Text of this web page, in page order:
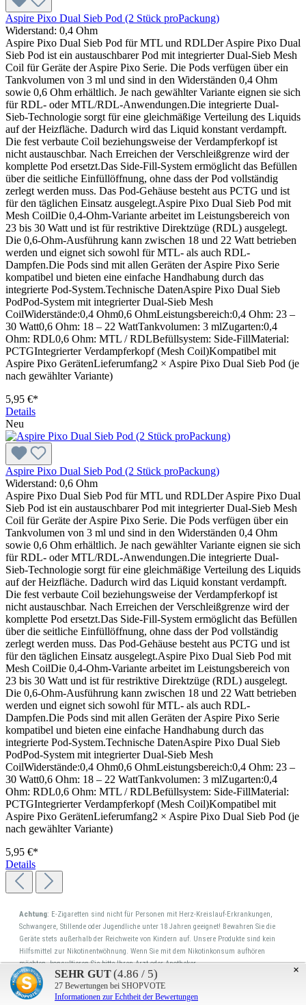
Aspire Pixo Dual Sieb Pod (2 Stück proPackung)
Widerstand: 0,4 Ohm
Aspire Pixo Dual Sieb Pod für MTL und RDLDer Aspire Pixo Dual
Sieb Pod ist ein austauschbarer Pod mit integrierter Dual-Sieb Mesh
Coil für Geräte der Aspire Pixo Serie. Die Pods verfügen über ein
Tankvolumen von 3 ml und sind in den Widerständen 0,4 Ohm
sowie 0,6 Ohm erhältlich. Je nach gewählter Variante eignen sie sich
für RDL- oder MTL/RDL-Anwendungen.Die integrierte Dual-
Sieb-Technologie sorgt für eine gleichmäßige Verteilung des Liquids
auf der Heizfläche. Dadurch wird das Liquid konstant verdampft.
Die fest verbaute Coil beziehungsweise der Verdampferkopf ist
nicht austauschbar. Nach Erreichen der Verschleißgrenze wird der
komplette Pod ersetzt.Das Side-Fill-System ermöglicht das Befüllen
über die seitliche Einfüllöffnung, ohne dass der Pod vollständig
zerlegt werden muss. Das Pod-Gehäuse besteht aus PCTG und ist
für den täglichen Einsatz ausgelegt.Aspire Pixo Dual Sieb Pod mit
Mesh CoilDie 0,4-Ohm-Variante arbeitet im Leistungsbereich von
23 bis 30 Watt und ist für restriktive Direktzüge (RDL) ausgelegt.
Die 0,6-Ohm-Ausführung kann zwischen 18 und 22 Watt betrieben
werden und eignet sich sowohl für MTL- als auch RDL-
Dampfen.Die Pods sind mit allen Geräten der Aspire Pixo Serie
kompatibel und bieten eine einfache Handhabung durch das
integrierte Pod-System.Technische DatenAspire Pixo Dual Sieb
PodPod-System mit integrierter Dual-Sieb Mesh
CoilWiderstände:0,4 Ohm0,6 OhmLeistungsbereich:0,4 Ohm: 23 –
30 Watt0,6 Ohm: 18 – 22 WattTankvolumen: 3 mlZugarten:0,4
Ohm: RDL0,6 Ohm: MTL / RDLBefüllsystem: Side-FillMaterial:
PCTGIntegrierter Verdampferkopf (Mesh Coil)Kompatibel mit
Aspire Pixo GerätenLieferumfang2 × Aspire Pixo Dual Sieb Pod (je
nach gewählter Variante)
5,95 €*
Details
Neu
Aspire Pixo Dual Sieb Pod (2 Stück proPackung)
Widerstand: 0,6 Ohm
Aspire Pixo Dual Sieb Pod für MTL und RDLDer Aspire Pixo Dual
Sieb Pod ist ein austauschbarer Pod mit integrierter Dual-Sieb Mesh
Coil für Geräte der Aspire Pixo Serie. Die Pods verfügen über ein
Tankvolumen von 3 ml und sind in den Widerständen 0,4 Ohm
sowie 0,6 Ohm erhältlich. Je nach gewählter Variante eignen sie sich
für RDL- oder MTL/RDL-Anwendungen.Die integrierte Dual-
Sieb-Technologie sorgt für eine gleichmäßige Verteilung des Liquids
auf der Heizfläche. Dadurch wird das Liquid konstant verdampft.
Die fest verbaute Coil beziehungsweise der Verdampferkopf ist
nicht austauschbar. Nach Erreichen der Verschleißgrenze wird der
komplette Pod ersetzt.Das Side-Fill-System ermöglicht das Befüllen
über die seitliche Einfüllöffnung, ohne dass der Pod vollständig
zerlegt werden muss. Das Pod-Gehäuse besteht aus PCTG und ist
für den täglichen Einsatz ausgelegt.Aspire Pixo Dual Sieb Pod mit
Mesh CoilDie 0,4-Ohm-Variante arbeitet im Leistungsbereich von
23 bis 30 Watt und ist für restriktive Direktzüge (RDL) ausgelegt.
Die 0,6-Ohm-Ausführung kann zwischen 18 und 22 Watt betrieben
werden und eignet sich sowohl für MTL- als auch RDL-
Dampfen.Die Pods sind mit allen Geräten der Aspire Pixo Serie
kompatibel und bieten eine einfache Handhabung durch das
integrierte Pod-System.Technische DatenAspire Pixo Dual Sieb
PodPod-System mit integrierter Dual-Sieb Mesh
CoilWiderstände:0,4 Ohm0,6 OhmLeistungsbereich:0,4 Ohm: 23 –
30 Watt0,6 Ohm: 18 – 22 WattTankvolumen: 3 mlZugarten:0,4
Ohm: RDL0,6 Ohm: MTL / RDLBefüllsystem: Side-FillMaterial:
PCTGIntegrierter Verdampferkopf (Mesh Coil)Kompatibel mit
Aspire Pixo GerätenLieferumfang2 × Aspire Pixo Dual Sieb Pod (je
nach gewählter Variante)
5,95 €*
Details
Achtung: E-Zigaretten sind nicht für Personen mit Herz-Kreislauf-Erkrankungen,
Schwangere, Stillende oder Jugendliche unter 18 Jahren geeignet! Bewahren Sie die
Geräte stets außerhalb der Reichweite von Kindern auf. Unsere Produkte sind kein
Hilfsmittel zur Nikotinentwöhnung. Wenn Sie mit dem Nikotinkonsum aufhören
möchten, konsultieren Sie bitte Ihren Arzt oder Apotheker.
Kontakt
×
SEHR GUT(4.86 / 5)
27 Bewertungen bei SHOPVOTE
Informationen zur Echtheit der Bewertungen